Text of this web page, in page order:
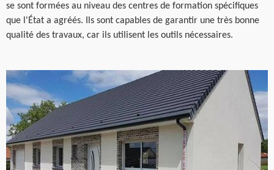
se sont formées au niveau des centres de formation spécifiques
que l'État a agréés. Ils sont capables de garantir une très bonne
qualité des travaux, car ils utilisent les outils nécessaires.